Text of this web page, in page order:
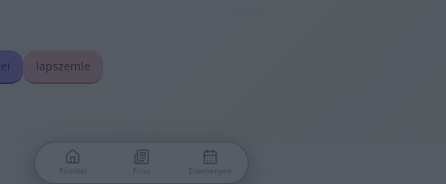
lapszemle
Főoldal Friss Események